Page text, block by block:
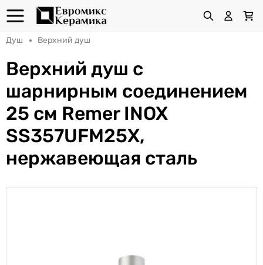
Душ Верхний душ
Верхний душ с
шарнирным соединением
25 см Remer INOX
SS357UFM25X,
нержавеющая сталь